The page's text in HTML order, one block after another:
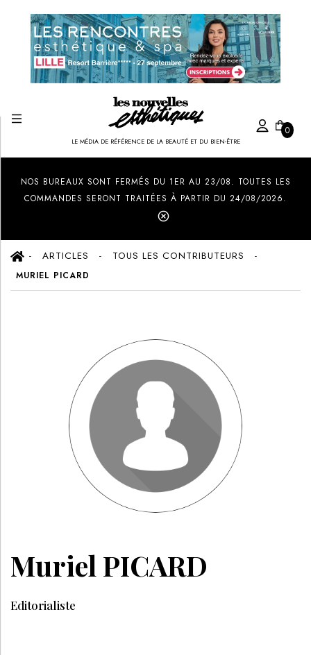
LE MÉDIA DE RÉFÉRENCE DE LA BEAUTÉ ET DU BIEN-ÊTRE
0
NOS BUREAUX SONT FERMÉS DU 1ER AU 23/08. TOUTES LES
COMMANDES SERONT TRAITÉES À PARTIR DU 24/08/2026.
ARTICLES TOUS LES CONTRIBUTEURS
MURIEL PICARD
Muriel PICARD
Editorialiste